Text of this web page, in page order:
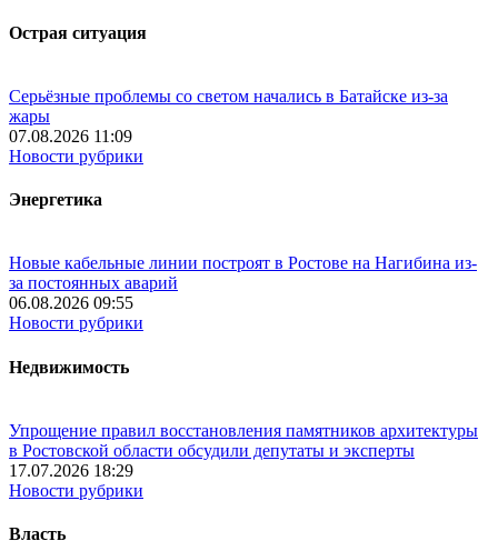
Острая ситуация
Серьёзные проблемы со светом начались в Батайске из-за
жары
07.08.2026 11:09
Новости рубрики
Энергетика
Новые кабельные линии построят в Ростове на Нагибина из-
за постоянных аварий
06.08.2026 09:55
Новости рубрики
Недвижимость
Упрощение правил восстановления памятников архитектуры
в Ростовской области обсудили депутаты и эксперты
17.07.2026 18:29
Новости рубрики
Власть